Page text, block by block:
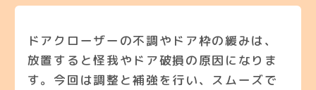
ドアクローザーの不調やドア枠の緩みは、
放置すると怪我やドア破損の原因になりま
す。今回は調整と補強を行い、スムーズで